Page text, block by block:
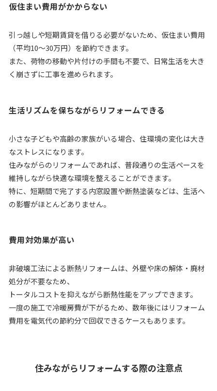
仮住まい費用がかからない
引っ越しや短期賃貸を借りる必要がないため、仮住まい費用
（平均10～30万円）を節約できます。
また、荷物の移動や片付けの手間も不要で、日常生活を大き
く崩さずに工事を進められます。
生活リズムを保ちながらリフォームできる
小さな子どもや高齢の家族がいる場合、住環境の変化は大き
なストレスになります。
住みながらのリフォームであれば、普段通りの生活ペースを
維持しながら快適な環境を整えることができます。
特に、短期間で完了する内窓設置や断熱塗装などは、生活へ
の影響がほとんどありません。
費用対効果が高い
非破壊工法による断熱リフォームは、外壁や床の解体・廃材
処分が不要なため、
トータルコストを抑えながら断熱性能をアップできます。
一度の施工で冷暖房費が下がるため、数年後にはリフォーム
費用を電気代の節約分で回収できるケースもあります。
住みながらリフォームする際の注意点